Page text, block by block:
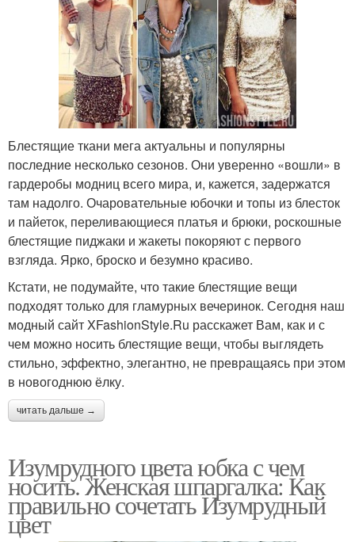
Блестящие ткани мега актуальны и популярны
последние несколько сезонов. Они уверенно «вошли» в
гардеробы модниц всего мира, и, кажется, задержатся
там надолго. Очаровательные юбочки и топы из блесток
и пайеток, переливающиеся платья и брюки, роскошные
блестящие пиджаки и жакеты покоряют с первого
взгляда. Ярко, броско и безумно красиво.
Кстати, не подумайте, что такие блестящие вещи
подходят только для гламурных вечеринок. Сегодня наш
модный сайт XFashionStyle.Ru расскажет Вам, как и с
чем можно носить блестящие вещи, чтобы выглядеть
стильно, эффектно, элегантно, не превращаясь при этом
в новогоднюю ёлку.
читать дальше →
Изумрудного цвета юбка с чем
носить. Женская шпаргалка: Как
правильно сочетать Изумрудный
цвет